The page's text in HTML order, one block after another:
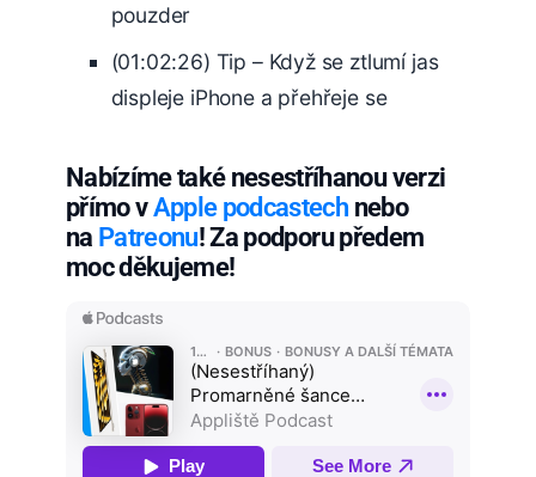
pouzder
(01:02:26) Tip – Když se ztlumí jas
displeje iPhone a přehřeje se
Nabízíme také nesestříhanou verzi
přímo vApple podcastech nebo
na Patreonu! Za podporu předem
moc děkujeme!